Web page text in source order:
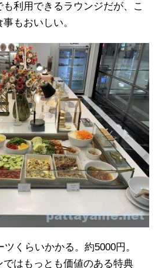
利用できるラウンジだが、こ
もおいしい。
くらいかかる。約5000円。
はもっとも価値のある特典